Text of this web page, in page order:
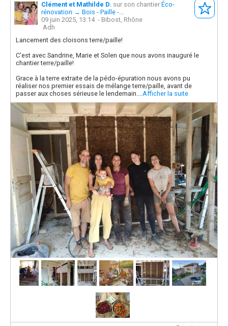
Clément et Mathilde D. sur son chantier Éco-
rénovation → Bois - Paille -...
09 juin 2025, 13:14- Bibost, Rhône
Adh
Lancement des cloisons terre/paille!
C'est avec Sandrine, Marie et Solen que nous avons inauguré le
chantier terre/paille!
Grace à la terre extraite de la pédo-épuration nous avons pu
réaliser nos premier essais de mélange terre/paille, avant de
passer aux choses sérieuse le lendemain....Afficher la suite